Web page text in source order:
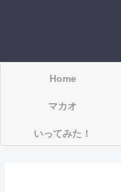
Home
マカオ
いってみた！